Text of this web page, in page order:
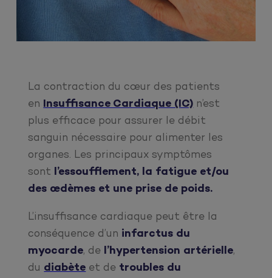
La contraction du cœur des patients
en Insuffisance Cardiaque (IC) n’est
plus efficace pour assurer le débit
sanguin nécessaire pour alimenter les
organes. Les principaux symptômes
sont l’essoufflement, la fatigue et/ou
des œdèmes et une prise de poids.
L’insuffisance cardiaque peut être la
conséquence d’un infarctus du
myocarde, de l’hypertension artérielle,
du diabète et de troubles du